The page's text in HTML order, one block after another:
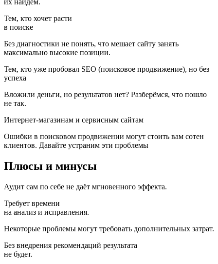
Тем, кто хочет расти
в поиске
Без диагностики не понять, что мешает сайту занять
максимально высокие позиции.
Тем, кто уже пробовал SEO (поисковое продвижение), но без
успеха
Вложили деньги, но результатов нет? Разберёмся, что пошло
не так.
Интернет-магазинам и сервисным сайтам
Ошибки в поисковом продвижении могут стоить вам сотен
клиентов. Давайте устраним эти проблемы
Плюсы и минусы
Аудит сам по себе не даёт мгновенного эффекта.
Требует времени
на анализ и исправления.
Некоторые проблемы могут требовать дополнительных затрат.
Без внедрения рекомендаций результата
не будет.